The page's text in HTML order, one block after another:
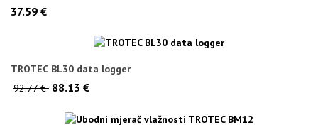
37.59 €
TROTEC BL30 data logger
92.77 € 88.13 €